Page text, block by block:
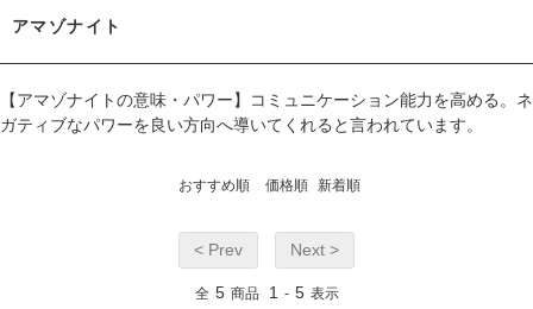
アマゾナイト
【アマゾナイトの意味・パワー】コミュニケーション能力を高める。ネ
ガティブなパワーを良い方向へ導いてくれると言われています。
おすすめ順 価格順 新着順
< Prev Next >
全 5 商品 1 - 5 表示